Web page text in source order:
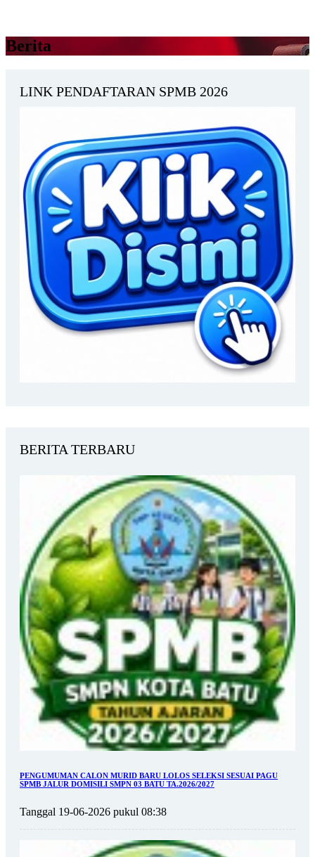
Berita
LINK PENDAFTARAN SPMB 2026
BERITA TERBARU
PENGUMUMAN CALON MURID BARU LOLOS SELEKSI SESUAI PAGU
SPMB JALUR DOMISILI SMPN 03 BATU TA.2026/2027
Tanggal 19-06-2026 pukul 08:38